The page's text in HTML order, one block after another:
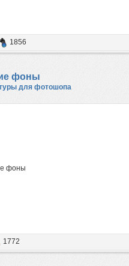
1856
фоны
для фотошопа
фоны
1772